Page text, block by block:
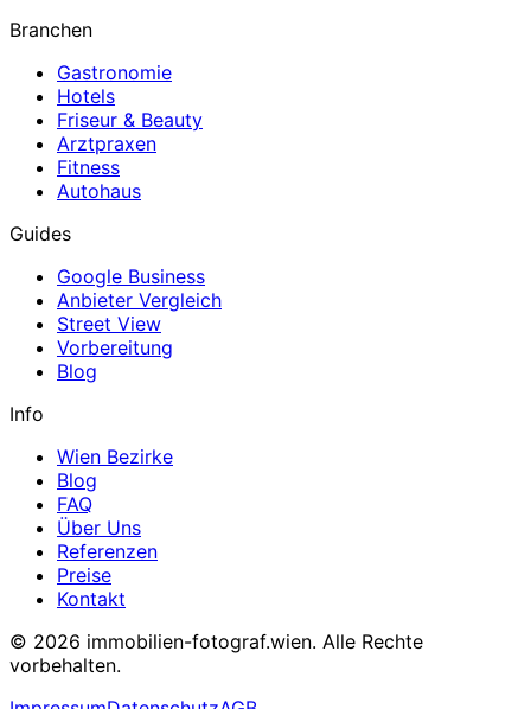
Branchen
Gastronomie
Hotels
Friseur & Beauty
Arztpraxen
Fitness
Autohaus
Guides
Google Business
Anbieter Vergleich
Street View
Vorbereitung
Blog
Info
Wien Bezirke
Blog
FAQ
Über Uns
Referenzen
Preise
Kontakt
© 2026 immobilien-fotograf.wien. Alle Rechte
vorbehalten.